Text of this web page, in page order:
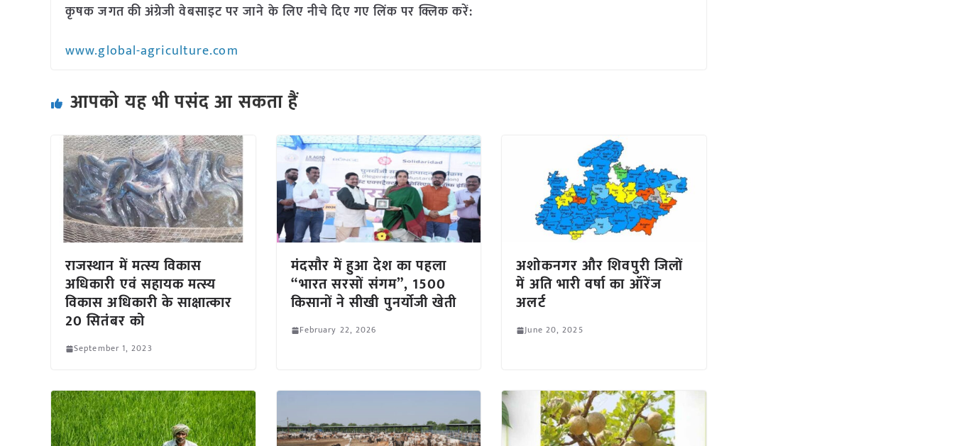
कृषक जगत की अंग्रेजी वेबसाइट पर जाने के लिए नीचे दिए गए लिंक पर क्लिक करें:
www.global-agriculture.com
आपको यह भी पसंद आ सकता हैं
राजस्थान में मत्स्य विकास
अधिकारी एवं सहायक मत्स्य
विकास अधिकारी के साक्षात्कार
20 सितंबर को
September 1, 2023
मंदसौर में हुआ देश का पहला
“भारत सरसों संगम”, 1500
किसानों ने सीखी पुनर्योजी खेती
February 22, 2026
अशोकनगर और शिवपुरी जिलों
में अति भारी वर्षा का ऑरेंज
अलर्ट
June 20, 2025